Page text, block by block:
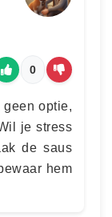
0
geen optie,
je stress
de saus
hem